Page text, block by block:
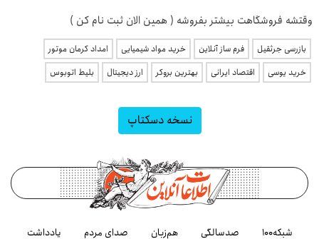
وقتشه فروشگاهت بیشتر بفروشه ( همین الان ثبت نام کن )
بازرسی جرثقیل فرم ساز آنلاین خرید مواد شیمیایی
امداد کرمان موتور
خرید یوسی
اقتصاد ایرانی بهترین بروکر ارز دیجیتال بلیط اتوبوس
نسخه دسکتاپ
شبکه۱۰۰ صدسالگی هم‌زبان صدای مردم یادداشت